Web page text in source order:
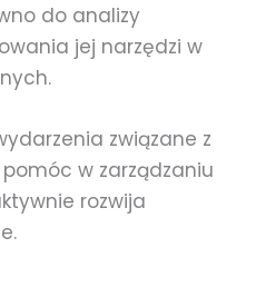
do analizy
jej narzędzi w
związane z
w zarządzaniu
rozwija